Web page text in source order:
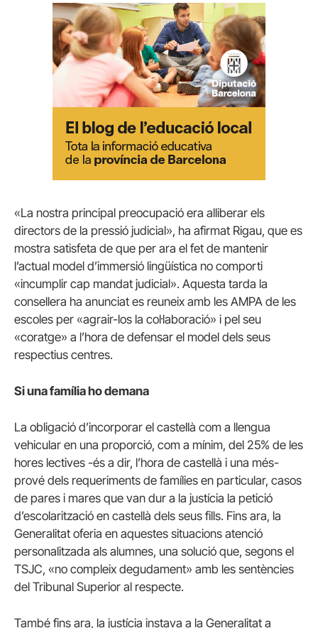
«La nostra principal preocupació era alliberar els
directors de la pressió judicial», ha afirmat Rigau, que es
mostra satisfeta de que per ara el fet de mantenir
l’actual model d’immersió lingüística no comporti
«incumplir cap mandat judicial». Aquesta tarda la
consellera ha anunciat es reuneix amb les AMPA de les
escoles per «agrair-los la col·laboració» i pel seu
«coratge» a l’hora de defensar el model dels seus
respectius centres.
Si una família ho demana
La obligació d’incorporar el castellà com a llengua
vehicular en una proporció, com a mínim, del 25% de les
hores lectives -és a dir, l’hora de castellà i una més-
prové dels requeriments de famílies en particular, casos
de pares i mares que van dur a la justícia la petició
d’escolarització en castellà dels seus fills. Fins ara, la
Generalitat oferia en aquestes situacions atenció
personalitzada als alumnes, una solució que, segons el
TSJC, «no compleix degudament» amb les sentències
del Tribunal Superior al respecte.
També fins ara, la justícia instava a la Generalitat a